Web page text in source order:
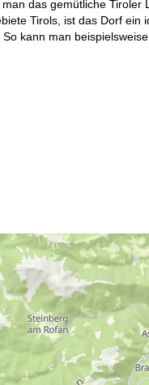
das gemütliche
Tirols, ist das Dorf ein
kann man